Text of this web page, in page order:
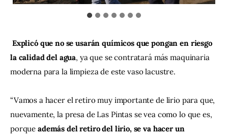
Explicó que no se usarán químicos que pongan en riesgo
la calidad del agua, ya que se contratará más maquinaria
moderna para la limpieza de este vaso lacustre.
“Vamos a hacer el retiro muy importante de lirio para que,
nuevamente, la presa de Las Pintas se vea como lo que es,
porque además del retiro del lirio, se va hacer un